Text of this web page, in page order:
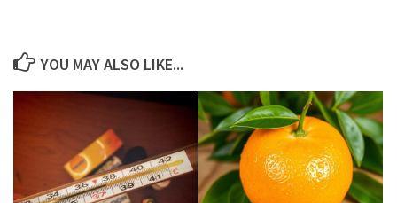
YOU MAY ALSO LIKE...